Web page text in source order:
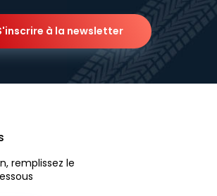
à la newsletter
remplissez le